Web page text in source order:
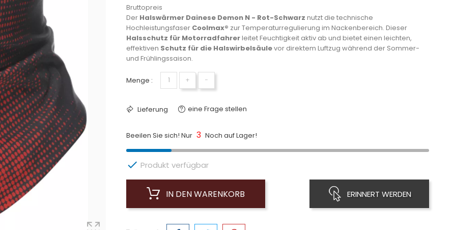
Bruttopreis
Der Halswärmer Dainese Demon N - Rot-Schwarz nutzt die technische
Hochleistungsfaser Coolmax® zur Temperaturregulierung im Nackenbereich. Dieser
Halsschutz für Motorradfahrerleitet Feuchtigkeit aktiv ab und bietet einen leichten,
effektiven Schutz für die Halswirbelsäulevor direktem Luftzug während der Sommer-
und Frühlingssaison.
Menge : + −
Lieferung eine Frage stellen
Beeilen Sie sich! Nur 3 Noch auf Lager!
 Produkt verfügbar
IN DEN WARENKORB ERINNERT WERDEN